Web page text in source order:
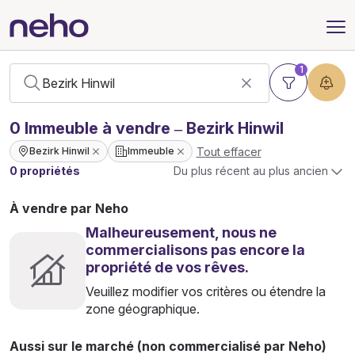
1
0 Immeuble à vendre – Bezirk Hinwil
Bezirk Hinwil Immeuble
Tout effacer
0 propriétés
Du plus récent au plus ancien
À vendre par Neho
Malheureusement, nous ne
commercialisons pas encore la
propriété de vos rêves.
Veuillez modifier vos critères ou étendre la
zone géographique.
Aussi sur le marché (non commercialisé par Neho)